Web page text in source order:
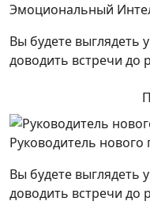
Эмоциональный
Вы будете выглядеть
доводить встречи до
Руководитель нового
Вы будете выглядеть
доводить встречи до